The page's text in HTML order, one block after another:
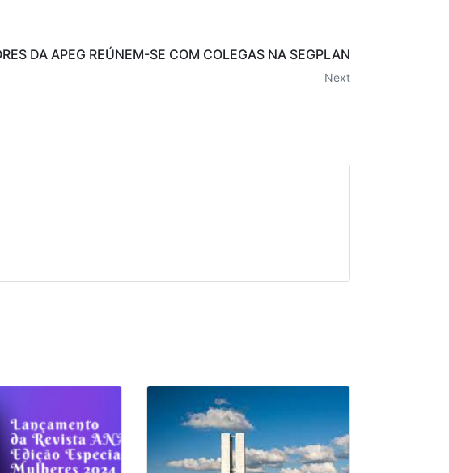
DA APEG REÚNEM-SE COM COLEGAS NA SEGPLAN
Next